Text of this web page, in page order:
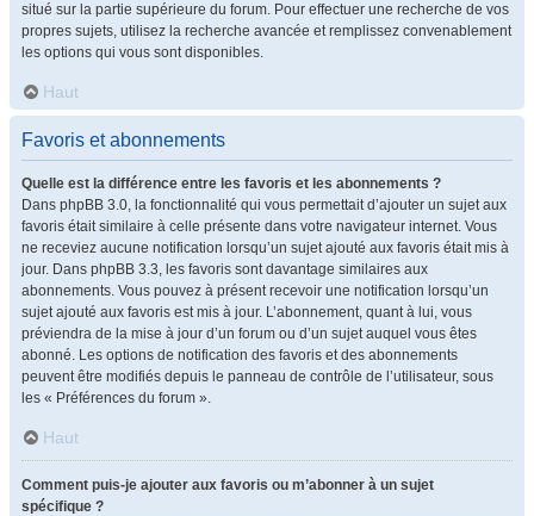
situé sur la partie supérieure du forum. Pour effectuer une recherche de vos
propres sujets, utilisez la recherche avancée et remplissez convenablement
les options qui vous sont disponibles.
Haut
Favoris et abonnements
Quelle est la différence entre les favoris et les abonnements ?
Dans phpBB 3.0, la fonctionnalité qui vous permettait d’ajouter un sujet aux
favoris était similaire à celle présente dans votre navigateur internet. Vous
ne receviez aucune notification lorsqu’un sujet ajouté aux favoris était mis à
jour. Dans phpBB 3.3, les favoris sont davantage similaires aux
abonnements. Vous pouvez à présent recevoir une notification lorsqu’un
sujet ajouté aux favoris est mis à jour. L’abonnement, quant à lui, vous
préviendra de la mise à jour d’un forum ou d’un sujet auquel vous êtes
abonné. Les options de notification des favoris et des abonnements
peuvent être modifiés depuis le panneau de contrôle de l’utilisateur, sous
les « Préférences du forum ».
Haut
Comment puis-je ajouter aux favoris ou m’abonner à un sujet
spécifique ?